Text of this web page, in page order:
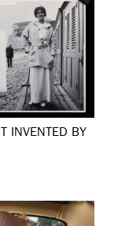
INVENTED BY